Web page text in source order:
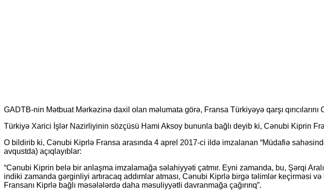
GADTB-nin Mətbuat Mərkəzinə daxil olan məlumata görə, Fransa Türkiyəyə qarşı
Türkiyə Xarici İşlər Nazirliyinin sözçüsü Hami Aksoy bununla bağlı deyib ki, Cənubi Kiprin
O bildirib ki, Cənubi Kiprlə Fransa arasında 4 aprel 2017-ci ildə imzalanan “Müdafiə
avqustda) açıqlayıblar:
“Cənubi Kiprin belə bir anlaşma imzalamağa səlahiyyəti çatmır. Eyni zamanda, bu, Şərqi
indiki zamanda gərginliyi artıracaq addımlar atması, Cənubi Kiprlə birgə təlimlər keçirməsi
Fransanı Kiprlə bağlı məsələlərdə daha məsuliyyətli davranmağa çağırırıq”.